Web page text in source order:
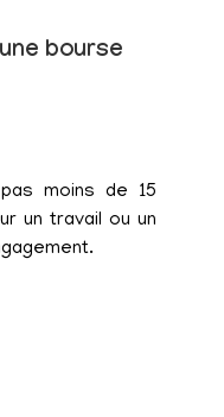
bourse
moins de 15
un travail ou un